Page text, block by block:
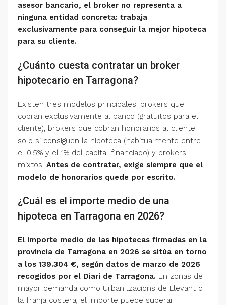
asesor bancario, el broker no representa a
ninguna entidad concreta: trabaja
exclusivamente para conseguir la mejor hipoteca
para su cliente.
¿Cuánto cuesta contratar un broker
hipotecario en Tarragona?
Existen tres modelos principales: brokers que
cobran exclusivamente al banco (gratuitos para el
cliente), brokers que cobran honorarios al cliente
solo si consiguen la hipoteca (habitualmente entre
el 0,5% y el 1% del capital financiado) y brokers
mixtos. Antes de contratar, exige siempre que el
modelo de honorarios quede por escrito.
¿Cuál es el importe medio de una
hipoteca en Tarragona en 2026?
El importe medio de las hipotecas firmadas en la
provincia de Tarragona en 2026 se sitúa en torno
a los 139.304 €, según datos de marzo de 2026
recogidos por el Diari de Tarragona. En zonas de
mayor demanda como Urbanitzacions de Llevant o
la franja costera, el importe puede superar